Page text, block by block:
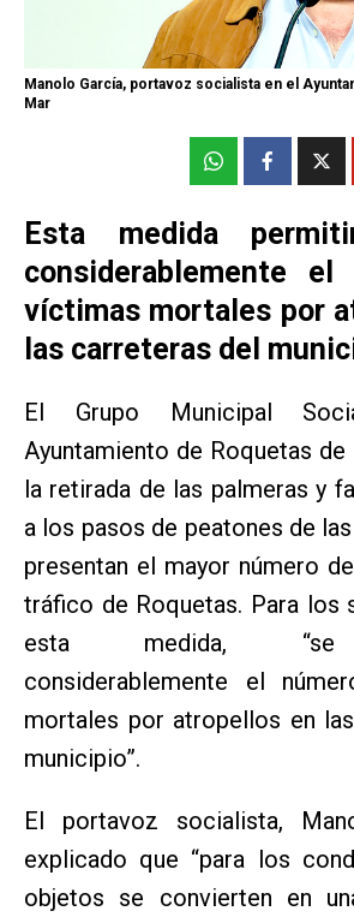
Manolo García, portavoz socialista en el
Mar
Esta medida
considerablemente el
víctimas mortales por
las carreteras del
El Grupo Municipal
Ayuntamiento de Roquetas de
la retirada de las palmeras y
a los pasos de peatones de
presentan el mayor número
tráfico de Roquetas. Para los
esta medida, “se
considerablemente el
mortales por atropellos en
municipio”.
El portavoz socialista,
explicado que “para los
objetos se convierten en